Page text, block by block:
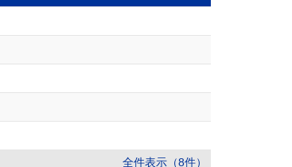
全件表示（8件）